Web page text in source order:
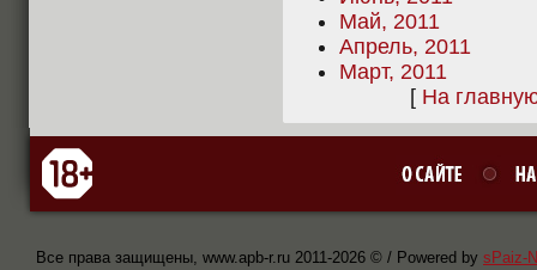
Май, 2011
Апрель, 2011
Март, 2011
[ На
Все права защищены, www.apb-r.ru 2011-2026 © / Powered by sPaiz-